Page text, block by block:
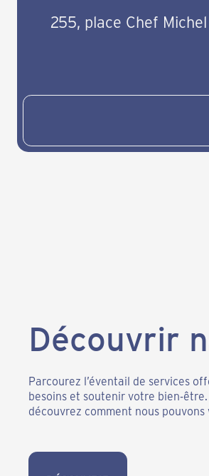
255, place Chef
Découvrir
Parcourez l’éventail de services
besoins et soutenir votre bien-
découvrez comment nous